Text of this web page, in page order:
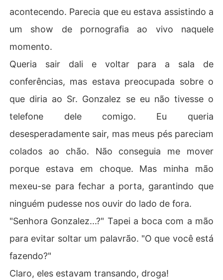
acontecendo. Parecia que eu estava assistindo a
um show de pornografia ao vivo naquele
momento.
Queria sair dali e voltar para a sala de
conferências, mas estava preocupada sobre o
que diria ao Sr. Gonzalez se eu não tivesse o
telefone dele comigo. Eu queria
desesperadamente sair, mas meus pés pareciam
colados ao chão. Não conseguia me mover
porque estava em choque. Mas minha mão
mexeu-se para fechar a porta, garantindo que
ninguém pudesse nos ouvir do lado de fora.
"Senhora Gonzalez...?" Tapei a boca com a mão
para evitar soltar um palavrão. "O que você está
fazendo?"
Claro, eles estavam transando, droga!